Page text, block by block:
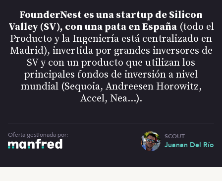
FounderNest es una startup de Silicon
Valley (SV), con una pata en España(todo el
Producto y la Ingeniería está centralizado en
Madrid), invertida por grandes inversores de
SV y con un producto que utilizan los
principales fondos de inversión a nivel
mundial (Sequoia, Andreesen Horowitz,
Accel, Nea…).
Oferta gestionada por: SCOUT
Juanan Del Río